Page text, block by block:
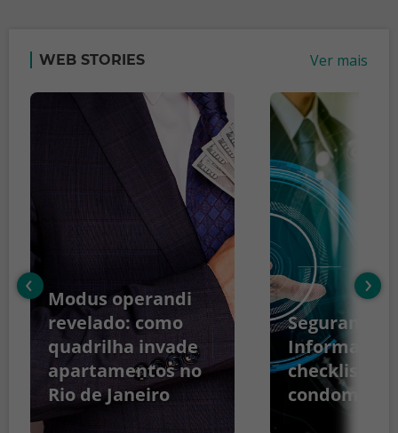
WEB STORIES Ver mais
Modus operandi
revelado: como
quadrilha invade
apartamentos no
Rio de Janeiro
Segurança
Informação:
checklist
‹ ›